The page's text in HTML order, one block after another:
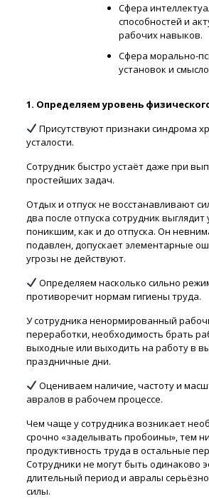
Сфера
способностей и
рабочих навыков.
Сфера морально-
установок и
1. Определяем уровень
Присутствуют признаки синдрома
усталости.
Сотрудник быстро устаёт даже при
простейших задач.
Отдых и отпуск не восстанавливают
два после отпуска сотрудник
поникшим, как и до отпуска. Он
подавлен, допускает элементарные
угрозы не действуют.
Определяем насколько сильно
противоречит нормам гигиены труда.
У сотрудника ненормированный
переработки, необходимость брать
выходные или выходить на работу в
праздничные дни.
Оцениваем наличие, частоту и
авралов в рабочем процессе.
Чем чаще у сотрудника возникает
срочно «заделывать пробоины», тем
продуктивность труда в остальные
Сотрудники не могут быть одинаково
длительный период и авралы
силы.